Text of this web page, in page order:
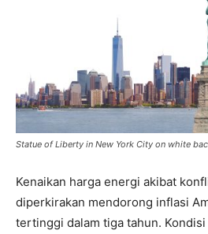
Statue of Liberty in New York City on white
Kenaikan harga energi akibat
diperkirakan mendorong inflasi
tertinggi dalam tiga tahun.